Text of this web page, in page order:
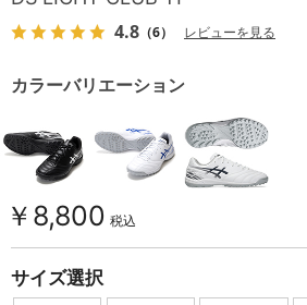
4.8 （6） レビューを見る
カラーバリエーション
￥8,800 税込
サイズ選択